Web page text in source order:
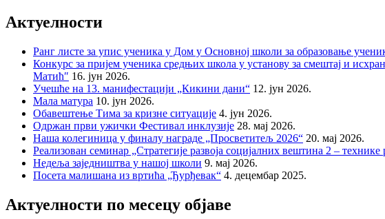
Актуелности
Ранг листе за упис ученика у Дом у Основној школи за образовање
Конкурс за пријем ученика средњих школа у установу за смештај и
Матић″ 16. јун 2026.
Учешће на 13. манифестацији „Кикини дани“ 12. јун 2026.
Мала матура 10. јун 2026.
Обавештење Тима за кризне ситуације 4. јун 2026.
Одржан први ужички Фестивал инклузије 28. мај 2026.
Наша колегиница у финалу награде „Просветитељ 2026“ 20. мај 2026.
Реализован семинар „Стратегије развоја социјалних вештина 2 –
Недеља заједништва у нашој школи 9. мај 2026.
Посета малишана из вртића „Ђурђевак“ 4. децембар 2025.
Актуелности по месецу објаве